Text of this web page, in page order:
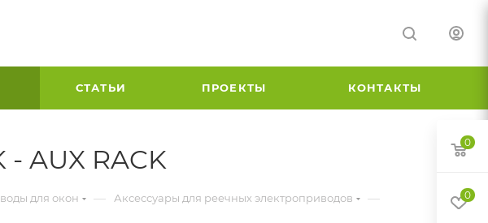
СТАТЬИ ПРОЕКТЫ КОНТАКТЫ
AUX RACK
для окон — Аксессуары для реечных электроприводов —
0
0